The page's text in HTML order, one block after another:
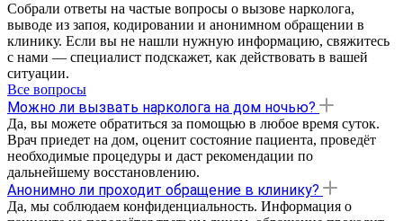
Собрали ответы на частые вопросы о вызове нарколога,
выводе из запоя, кодировании и анонимном обращении в
клинику. Если вы не нашли нужную информацию, свяжитесь
с нами — специалист подскажет, как действовать в вашей
ситуации.
Все вопросы
Можно ли вызвать нарколога на дом ночью?
Да, вы можете обратиться за помощью в любое время суток.
Врач приедет на дом, оценит состояние пациента, проведёт
необходимые процедуры и даст рекомендации по
дальнейшему восстановлению.
Анонимно ли проходит обращение в клинику?
Да, мы соблюдаем конфиденциальность. Информация о